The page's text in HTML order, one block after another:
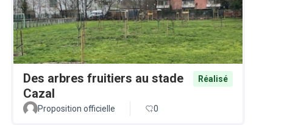
Des arbres fruitiers au stade
Cazal
Réalisé
Proposition officielle 0